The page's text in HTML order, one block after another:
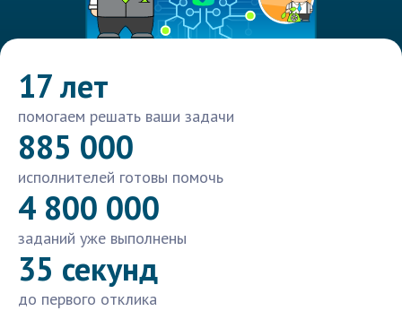
17 лет
помогаем решать ваши задачи
885 000
исполнителей готовы помочь
4 800 000
заданий уже выполнены
35 секунд
до первого отклика